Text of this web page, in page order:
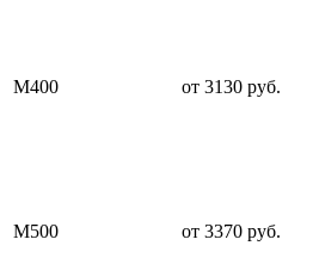
М400 от 3130 руб.
М500 от 3370 руб.